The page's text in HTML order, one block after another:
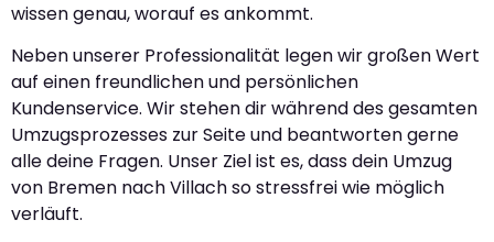
wissen genau, worauf es ankommt.
Neben unserer Professionalität legen wir großen Wert
auf einen freundlichen und persönlichen
Kundenservice. Wir stehen dir während des gesamten
Umzugsprozesses zur Seite und beantworten gerne
alle deine Fragen. Unser Ziel ist es, dass dein Umzug
von Bremen nach Villach so stressfrei wie möglich
verläuft.